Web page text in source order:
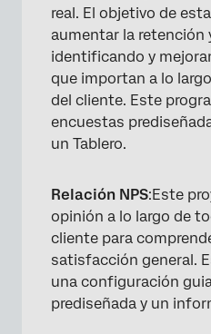
real. El objetivo de
aumentar la retención
identificando y
que importan a lo
del cliente. Este
encuestas
un Tablero.
Relación NPS:Este
opinión a lo largo de
cliente para
satisfacción general.
una configuración
prediseñada y un